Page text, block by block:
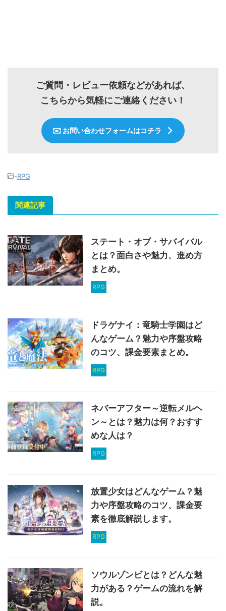
ご質問・レビュー依頼などがあれば、
こちらから気軽にご連絡ください！
✉️ お問い合わせフォームはコチラ
-RPG
関連記事
ステート・オブ・サバイバル
とは？面白さや魅力、進め方
まとめ。
RPG
ドラゲナイ：竜騎士学園はど
んなゲーム？魅力や序盤攻略
のコツ、課金要素まとめ。
RPG
ネバーアフター～逆転メルヘ
ン～とは？魅力は何？おすす
めな人は？
RPG
放置少女はどんなゲーム？魅
力や序盤攻略のコツ、課金要
素を徹底解説します。
RPG
ソウルゾンビとは？どんな魅
力がある？ゲームの流れを解
説。